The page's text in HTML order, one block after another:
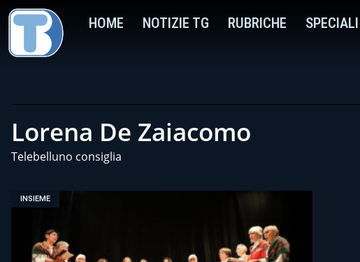
HOME NOTIZIE TG RUBRICHE SPECIALI
Lorena De Zaiacomo
Telebelluno consiglia
INSIEME